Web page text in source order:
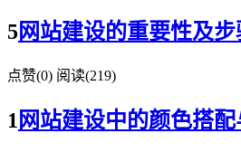
5网站建设的重要性及步
点赞(0) 阅读(219)
1 网站建设中的颜色搭